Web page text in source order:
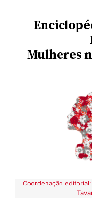
conteúdoMulheres
Coordenação